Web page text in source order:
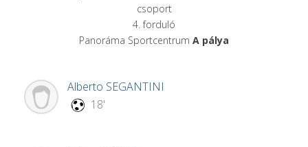
csoport
4. forduló
Panoráma Sportcentrum A pálya
Alberto SEGANTINI
18'